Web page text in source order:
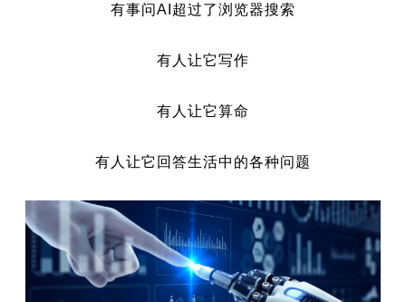
有事问AI超过了浏览器搜索
有人让它写作
有人让它算命
有人让它回答生活中的各种问题